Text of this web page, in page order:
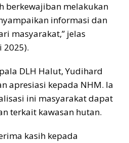
berkewajiban melakukan
informasi dan
masyarakat,” jelas
2025).
DLH Halut, Yudihard
apresiasi kepada NHM. Ia
ini masyarakat dapat
terkait kawasan hutan.
kasih kepada